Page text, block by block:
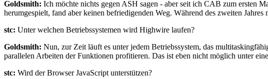
Goldsmith: Ich möchte nichts gegen ASH sagen - aber seit ich CAB zum ersten
herumgespielt, fand aber keinen befriedigenden Weg. Während des zweiten
stc: Unter welchen Betriebssystemen wird Highwire laufen?
Goldsmith: Nun, zur Zeit läuft es unter jedem Betriebssystem, das
parallelen Arbeiten der Funktionen profitieren. Das ist eben nicht möglich unter
stc: Wird der Browser JavaScript unterstützen?